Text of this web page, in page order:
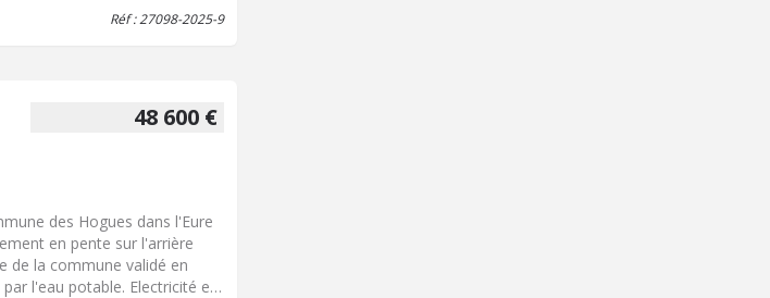
Réf : 27098-2025-9
48 600 €
des Hogues dans l'Eure
en pente sur l'arrière
de la commune validé en
l'eau potable. Electricité et